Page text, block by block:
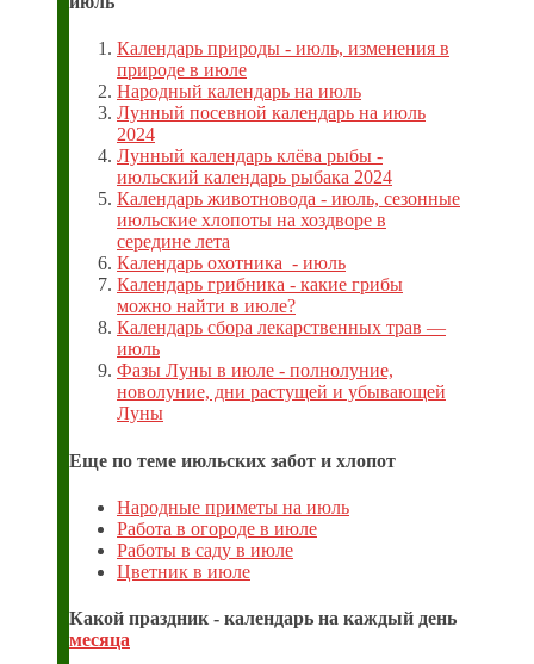
Календарь природы - июль, изменения в
природе в июле
Народный календарь на июль
Лунный посевной календарь на июль
2024
Лунный календарь клёва рыбы -
июльский календарь рыбака 2024
Календарь животновода - июль, сезонные
июльские хлопоты на хоздворе в
середине лета
Календарь охотника - июль
Календарь грибника - какие грибы
можно найти в июле?
Календарь сбора лекарственных трав —
июль
Фазы Луны в июле - полнолуние,
новолуние, дни растущей и убывающей
Луны
Еще по теме июльских забот и хлопот
Народные приметы на июль
Работа в огороде в июле
Работы в саду в июле
Цветник в июле
Какой праздник - календарь на каждый день
месяца